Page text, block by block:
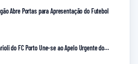
Abre Portas para Apresentação do Futebol
do FC Porto Une-se ao Apelo Urgente do…